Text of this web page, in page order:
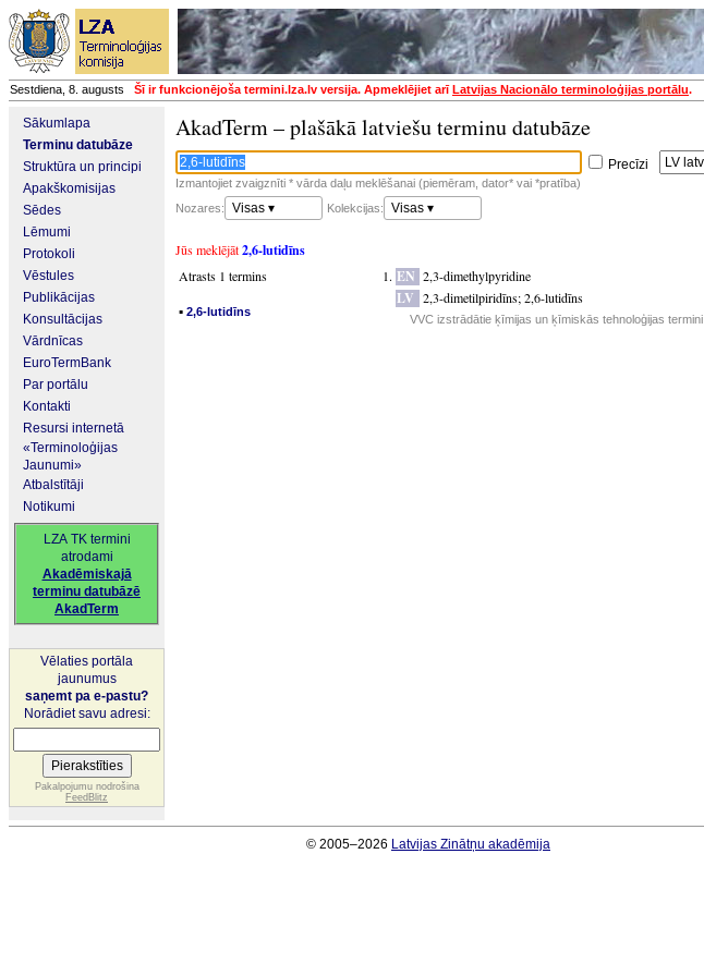
Sestdiena, 8. augusts Šī ir funkcionējoša termini.lza.lv versija. Apmeklējiet arīLatvijas Nacionālo terminoloģijas portālu.
Sākumlapa
Terminu datubāze
Struktūra un principi
Apakškomisijas
Sēdes
Lēmumi
Protokoli
Vēstules
Publikācijas
Konsultācijas
Vārdnīcas
EuroTermBank
Par portālu
Kontakti
Resursi internetā
«Terminoloģijas
Jaunumi»
Atbalstītāji
Notikumi
LZA TK termini
atrodami
Akadēmiskajā
terminu datubāzē
AkadTerm
Vēlaties portāla
jaunumus
saņemt pa e-pastu?
Norādiet savu adresi:
Pakalpojumu nodrošina
FeedBlitz
AkadTerm – plašākā latviešu terminu datubāze
Precīzi
Izmantojiet zvaigznīti * vārda daļu meklēšanai (piemēram, dator* vai *pratība)
Nozares:
Visas ▾ Kolekcijas: Visas ▾
Jūs meklējāt2,6-lutidīns
Atrasts 1 termins
▪ 2,6-lutidīns
EN 2,3-dimethylpyridine
LV 2,3-dimetilpiridīns;2,6-lutidīns
VVC izstrādātie ķīmijas un ķīmiskās tehnoloģijas termini
© 2005–2026 Latvijas Zinātņu akadēmija